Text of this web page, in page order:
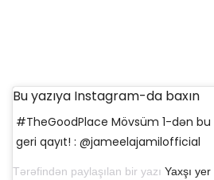
Bu yazıya Instagram-da baxın
#TheGoodPlace Mövsüm 1-dən bu
geri qayıt! : @jameelajamilofficial
Tərəfindən paylaşılan bir yazı Yaxşı yer